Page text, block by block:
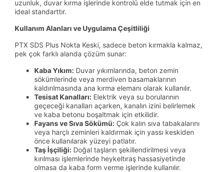
uzunluk, duvar kırma işlerinde kontrolü elde tutmak için en
ideal standarttır.
Kullanım Alanları ve Uygulama Çeşitliliği
PTX SDS Plus Nokta Keski, sadece beton kırmakla kalmaz,
pek çok farklı alanda çözüm sunar:
Kaba Yıkım: Duvar yıkımlarında, beton zemin
sökümlerinde veya merdiven basamaklarının
kaldırılmasında ana kırma elemanı olarak kullanılır.
Tesisat Kanalları: Elektrik veya su borularının
geçeceği kanalları açarken, kanalın izini belirlemek
ve kaba betonu boşaltmak için etkilidir.
Fayans ve Sıva Sökümü: Çok kalın sıva tabakalarını
veya harçlı zeminleri kaldırmak için yassı keskiden
önce kullanılarak yüzeyi patlatır.
Taş İşçiliği: Doğal taşların şekillendirilmesi veya
kırılması işlemlerinde heykeltıraş hassasiyetinde
olmasa da kaba form verme işlerinde kullanılır.